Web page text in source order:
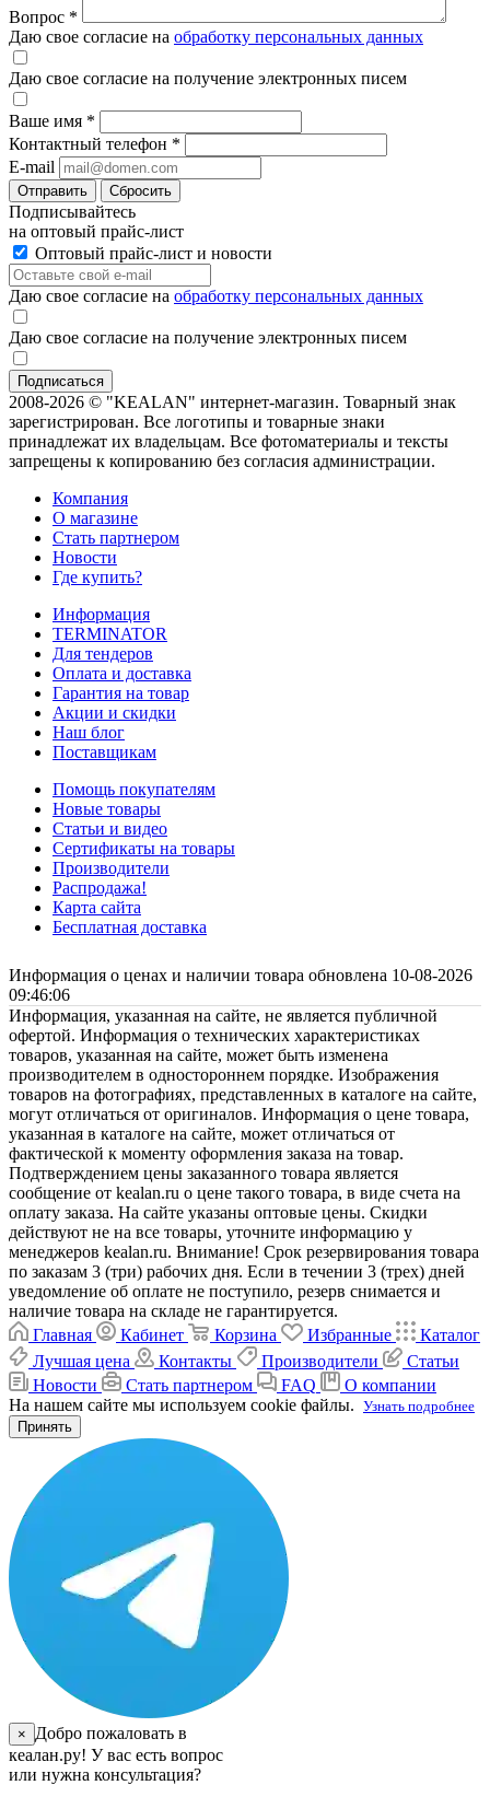
Вопрос *
Даю свое согласие на обработку персональных данных
Даю свое согласие на получение электронных писем
Ваше имя *
Контактный телефон *
E-mail
Отправить Сбросить
Подписывайтесь
на оптовый прайс-лист
Оптовый прайс-лист и новости
Даю свое согласие на обработку персональных данных
Даю свое согласие на получение электронных писем
2008-2026 © "KEALAN" интернет-магазин. Товарный знак
зарегистрирован. Все логотипы и товарные знаки
принадлежат их владельцам. Все фотоматериалы и тексты
запрещены к копированию без согласия администрации.
Компания
О магазине
Стать партнером
Новости
Где купить?
Информация
TERMINATOR
Для тендеров
Оплата и доставка
Гарантия на товар
Акции и скидки
Наш блог
Поставщикам
Помощь покупателям
Новые товары
Статьи и видео
Сертификаты на товары
Производители
Распродажа!
Карта сайта
Бесплатная доставка
Информация о ценах и наличии товара обновлена 10-08-2026
09:46:06
Информация, указанная на сайте, не является публичной
офертой. Информация о технических характеристиках
товаров, указанная на сайте, может быть изменена
производителем в одностороннем порядке. Изображения
товаров на фотографиях, представленных в каталоге на сайте,
могут отличаться от оригиналов. Информация о цене товара,
указанная в каталоге на сайте, может отличаться от
фактической к моменту оформления заказа на товар.
Подтверждением цены заказанного товара является
сообщение от kealan.ru о цене такого товара, в виде счета на
оплату заказа. На сайте указаны оптовые цены. Скидки
действуют не на все товары, уточните информацию у
менеджеров kealan.ru. Внимание! Срок резервирования товара
по заказам 3 (три) рабочих дня. Если в течении 3 (трех) дней
уведомление об оплате не поступило, резерв снимается и
наличие товара на складе не гарантируется.
Главная
Кабинет Корзина Избранные
Каталог
Лучшая цена
Контакты Производители
Статьи
Новости
Стать партнером FAQ
О компании
На нашем сайте мы используем cookie файлы. Узнать подробнее
Принять
×
Добро пожаловать в
кеалан.ру! У вас есть вопрос
или нужна консультация?